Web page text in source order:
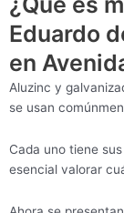
Eduardo
en
Aluzinc y
se usan
Cada uno tiene
esencial valorar